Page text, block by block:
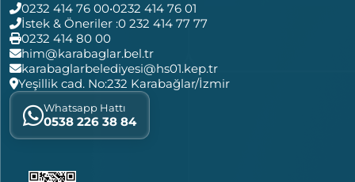
0232 414 76 00•0232 414 76 01
İstek & Öneriler :0 232 414 77 77
0232 414 80 00
him@karabaglar.bel.tr
karabaglarbelediyesi@hs01.kep.tr
Yeşillik cad. No:232 Karabağlar/İzmir
Whatsapp Hattı
0538 226 38 84